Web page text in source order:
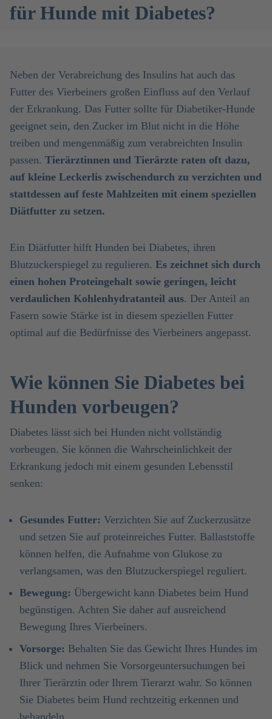
für Hunde mit Diabetes?
Neben der Verabreichung des Insulins hat auch das
Futter des Vierbeiners großen Einfluss auf den Verlauf
der Erkrankung. Das Futter sollte für Diabetiker-Hunde
geeignet sein, den Zucker im Blut nicht in die Höhe
treiben und mengenmäßig zum verabreichten Insulin
passen. Tierärztinnen und Tierärzte raten oft dazu,
auf kleine Leckerlis zwischendurch zu verzichten und
stattdessen auf feste Mahlzeiten mit einem speziellen
Diätfutter zu setzen.
Ein Diätfutter hilft Hunden bei Diabetes, ihren
Blutzuckerspiegel zu regulieren. Es zeichnet sich durch
einen hohen Proteingehalt sowie geringen, leicht
verdaulichen Kohlenhydratanteil aus. Der Anteil an
Fasern sowie Stärke ist in diesem speziellen Futter
optimal auf die Bedürfnisse des Vierbeiners angepasst.
Wie können Sie Diabetes bei
Hunden vorbeugen?
Diabetes lässt sich bei Hunden nicht vollständig
vorbeugen. Sie können die Wahrscheinlichkeit der
Erkrankung jedoch mit einem gesunden Lebensstil
senken:
Gesundes Futter: Verzichten Sie auf Zuckerzusätze
und setzen Sie auf proteinreiches Futter. Ballaststoffe
können helfen, die Aufnahme von Glukose zu
verlangsamen, was den Blutzuckerspiegel reguliert.
Bewegung: Übergewicht kann Diabetes beim Hund
begünstigen. Achten Sie daher auf ausreichend
Bewegung Ihres Vierbeiners.
Vorsorge: Behalten Sie das Gewicht Ihres Hundes im
Blick und nehmen Sie Vorsorgeuntersuchungen bei
Ihrer Tierärztin oder Ihrem Tierarzt wahr. So können
Sie Diabetes beim Hund rechtzeitig erkennen und
behandeln.